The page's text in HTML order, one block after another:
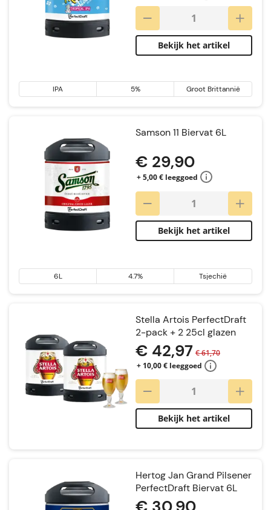
Bekijk het artikel
IPA 5% Groot Brittannië
Samson 11 Biervat 6L
€ 29,90
+ 5,00 € leeggoed
Bekijk het artikel
6L 4.7% Tsjechië
Stella Artois PerfectDraft
2-pack + 2 25cl glazen
€ 42,97 € 61,70
+ 10,00 € leeggoed
Bekijk het artikel
Hertog Jan Grand Pilsener
PerfectDraft Biervat 6L